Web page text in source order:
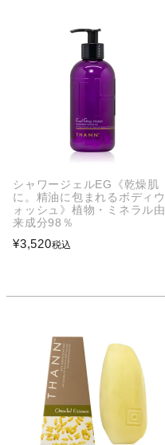
シャワージェルEG《乾燥肌
に。精油に包まれるボディウ
ォッシュ》植物・ミネラル由
来成分98％
¥3,520税込